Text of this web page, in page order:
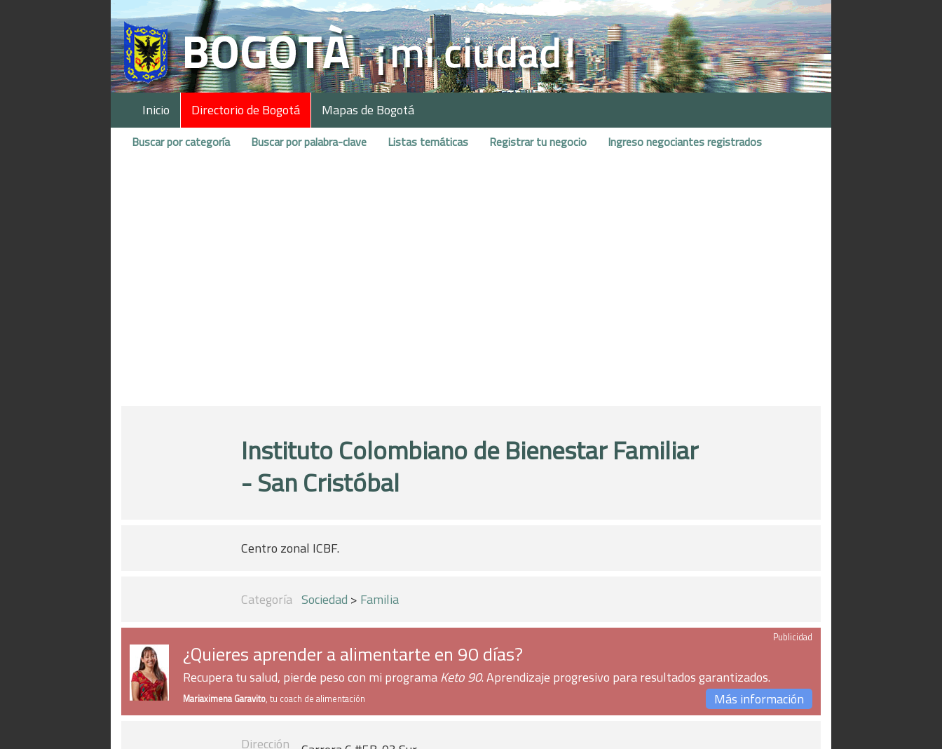
Inicio Directorio de Bogotá Mapas de Bogotá
Buscar por categoría Buscar por palabra-clave Listas temáticas Registrar tu negocio Ingreso negociantes registrados
Instituto Colombiano de Bienestar Familiar
- San Cristóbal
Centro zonal ICBF.
Categoría Sociedad > Familia
Publicidad
¿Quieres aprender a alimentarte en 90 días?
Recupera tu salud, pierde peso con mi programaKeto 90. Aprendizaje progresivo para resultados garantizados.
Mariaximena Garavito, tu coach de alimentación Más información
Dirección